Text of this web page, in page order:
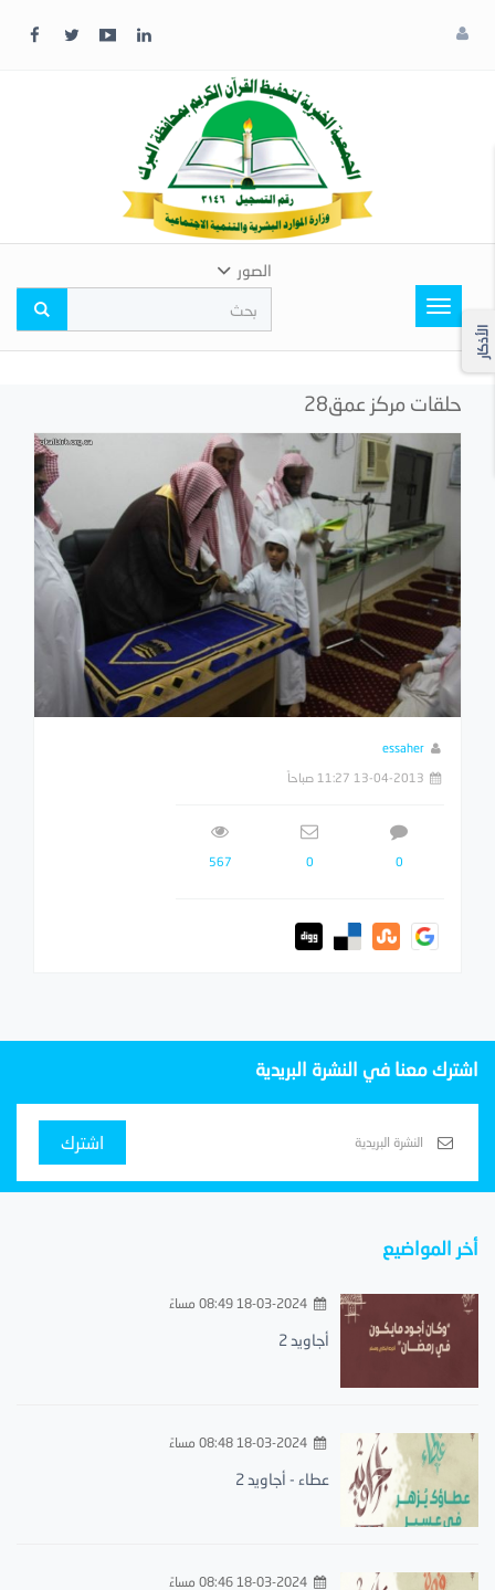
Toggle
navigation
الصور
الأذكار
حلقات مركز عمق28
essaher
13-04-2013 11:27 صباحاً
0
0
567
اشترك معنا في النشرة البريدية
اشترك
أخر المواضيع
18-03-2024 08:49 مساءً
أجاويد 2
18-03-2024 08:48 مساءً
عطاء - أجاويد 2
18-03-2024 08:46 مساءً